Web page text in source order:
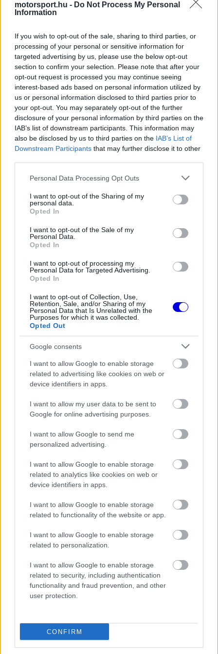
motorsport.hu - Do Not Process My Personal
Information
If you wish to opt-out of the sale, sharing to third parties, or
processing of your personal or sensitive information for
targeted advertising by us, please use the below opt-out
section to confirm your selection. Please note that after your
opt-out request is processed you may continue seeing
interest-based ads based on personal information utilized by
us or personal information disclosed to third parties prior to
your opt-out. You may separately opt-out of the further
disclosure of your personal information by third parties on the
IAB’s list of downstream participants. This information may
also be disclosed by us to third parties on the IAB’s List of
Downstream Participants that may further disclose it to other
Please note that this website/app uses one or more Google
not limited to your visit or usage behaviour. You may click to
grant or deny consent to Google and its third-party tags to
use your data for below specified purposes in below Google
consent section.
Personal Data Processing Opt Outs
I want to opt-out of the Sharing of my
personal data.
Opted In
I want to opt-out of the Sale of my
Personal Data.
Opted In
I want to opt-out of processing my
Personal Data for Targeted Advertising.
Opted In
I want to opt-out of Collection, Use,
Retention, Sale, and/or Sharing of my
Personal Data that Is Unrelated with the
Purposes for which it was collected.
Opted Out
Google consents
I want to allow Google to enable storage
related to advertising like cookies on web or
device identifiers in apps.
I want to allow my user data to be sent to
Google for online advertising purposes.
I want to allow Google to send me
personalized advertising.
I want to allow Google to enable storage
related to analytics like cookies on web or
device identifiers in apps.
I want to allow Google to enable storage
related to functionality of the website or app.
I want to allow Google to enable storage
related to personalization.
I want to allow Google to enable storage
related to security, including authentication
functionality and fraud prevention, and other
user protection.
CONFIRM
Video
Player
a
window.
Koji Watanabe, a Honda Racing elnöke az
F1.com-nak adott nyilatkozatában beszélt az
Aston Martinnal való közös munka nehézségeiről,
mely során a szakember elismerte, hogy a
partnerség kezdeti szakasza messze nem
EZEKET IS AJÁNLJUK
FORMA-1
Domenicali szerint Antonelli sokkal
Hamilton állhat a Ferrari látványos
feltámadása mögött
Jelentős összeget kér Alonso az
Aston Martintól a folytatásért
Súlyos lemaradásban a japánok
„Fontos látni, hogy a mostani helyzet teljesen
együtt” – magyarázta Watanabe.
egy teljesen új együttműködés az Aston
Martinnal. Az üzemanyagot az Aramco, a
kenőanyagokat pedig a Valvoline biztosítja, ami
szintén új partner számunkra. Minden friss még
nekünk, így egyáltalán nincs könnyű dolgunk.”
A silverstone-iak abban a reményben kötöttek
segítségével harcba szállhatnak a világbajnoki
címekért. A japán gyártó korábban a négyszeres